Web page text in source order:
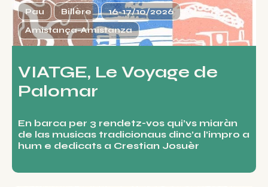
Pau Billère
16-17/10/2026
Amistança-Amistanza
VIATGE, Le Voyage de
Palomar
En barca per 3 rendetz-vos qui’vs miaràn
de las musicas tradicionaus dinc’a l’impro a
hum e dedicats a Crestian Josuèr